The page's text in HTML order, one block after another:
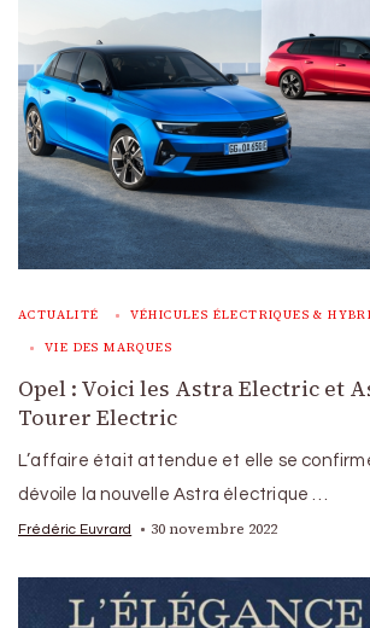
ACTUALITÉ VÉHICULES ÉLECTRIQUES &
VIE DES MARQUES
Opel : Voici les Astra Electric et
Tourer Electric
L’affaire était attendue et elle se
dévoile la nouvelle Astra électrique …
Frédéric Euvrard 30 novembre 2022